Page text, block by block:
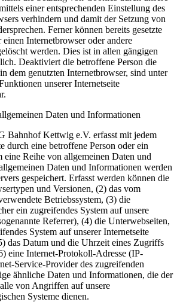
einer entsprechenden Einstellung des
verhindern und damit der Setzung von
Ferner können bereits gesetzte
Internetbrowser oder andere
werden. Dies ist in allen gängigen
Deaktiviert die betroffene Person die
dem genutzten Internetbrowser, sind unter
unserer Internetseite
Daten und Informationen
Bahnhof Kettwig e.V. erfasst mit jedem
durch eine betroffene Person oder ein
eine Reihe von allgemeinen Daten und
Daten und Informationen werden
gespeichert. Erfasst werden können die
und Versionen, (2) das vom
Betriebssystem, (3) die
ein zugreifendes System auf unsere
Referrer), (4) die Unterwebseiten,
System auf unserer Internetseite
das Datum und die Uhrzeit eines Zugriffs
eine Internet-Protokoll-Adresse (IP-
Service-Provider des zugreifenden
ähnliche Daten und Informationen, die der
von Angriffen auf unsere
Systeme dienen.